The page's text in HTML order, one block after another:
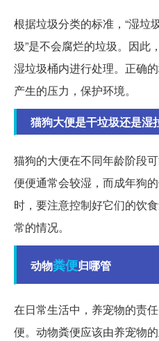
根据垃圾分类的标准，“湿垃
圾”是不会腐烂的垃圾。因此
湿垃圾桶内进行处理。正确
产生的压力，保护环境。
猫狗大便是干垃圾还是湿
猫狗的大便在不同年龄阶段
便便通常会较湿，而成年狗
时，要注意控制好它们的饮
常的情况。
动物粪便归哪管
在日常生活中，养宠物的责
便。动物粪便应该由养宠物